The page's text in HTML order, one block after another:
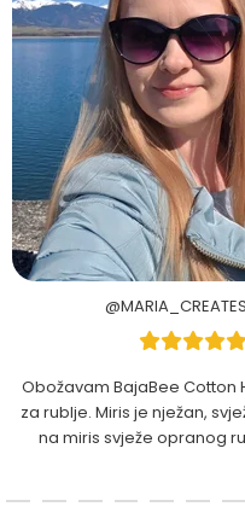
Obožavam BajaBee Cotton
za rublje. Miris je nježan,
na miris svježe opranog